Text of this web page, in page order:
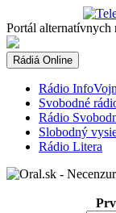
to
content
Portál alternatívnych
Rádiá Online
Rádio
Svobodné
Rádio
Slobodný
Rádio Litera